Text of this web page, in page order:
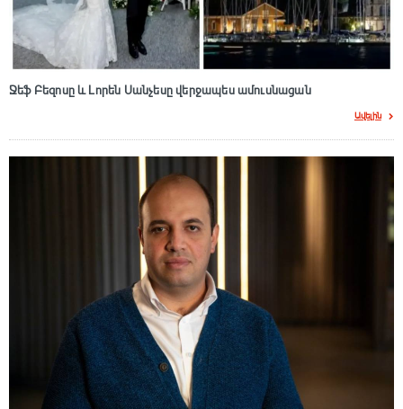
Ջեֆ Բեզոսը և Լորեն Սանչեսը վերջապես ամուսնացան
Ավելին